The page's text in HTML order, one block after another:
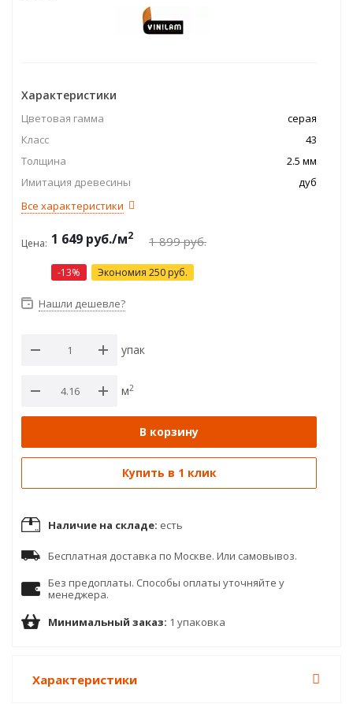
Характеристики
Цветовая гамма
серая
Класс
43
Толщина
2.5 мм
Имитация древесины
дуб
Все характеристики
Цена: 1 649 руб./м2 1 899руб.
-13% Экономия 250 руб.
Нашли дешевле?
упак
м2
В корзину
Купить в 1 клик
Наличие на складе: есть
Бесплатная доставка по Москве. Или самовывоз.
Без предоплаты. Способы оплаты уточняйте у
менеджера.
Минимальный заказ: 1 упаковка
Характеристики